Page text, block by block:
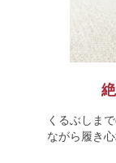
くるぶしま
ながら履き